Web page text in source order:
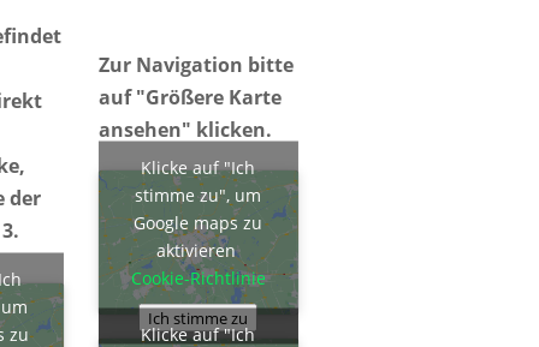
der
zu
Zur Navigation bitte
auf "Größere Karte
ansehen" klicken.
Klicke auf "Ich
stimme zu", um
Google maps zu
aktivieren
Cookie-Richtlinie
Ich stimme zu
Klicke auf "Ich